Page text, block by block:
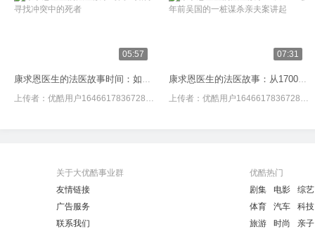
05:57
康求恩医生的法医故事时间：如何寻找冲突中的死者
上传者： 优酷用户1646617836728464
07:31
康求恩医生的法医故事：从1700多年前吴国的一桩谋杀亲夫案讲起
上传者： 优酷用户1646617836728464
关于大优酷事业群
友情链接
广告服务
联系我们
优酷热门
剧集
电影
综艺
体育
汽车
科技
旅游
时尚 亲子